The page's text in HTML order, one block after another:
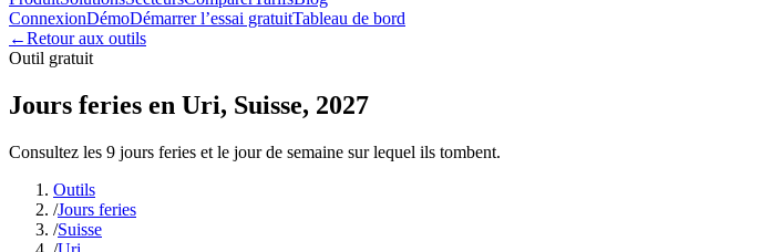
ConnexionDémoDémarrer l’essai gratuitTableau de bord
←Retour aux outils
Outil gratuit
Jours feries en Uri, Suisse, 2027
Consultez les 9 jours feries et le jour de semaine sur lequel ils tombent.
Outils
/Jours feries
/Suisse